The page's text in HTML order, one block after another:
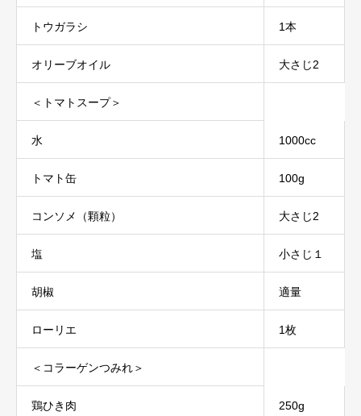
トウガラシ 1本
オリーブオイル 大さじ2
＜トマトスープ＞
水 1000cc
トマト缶 100g
コンソメ（顆粒） 大さじ2
塩 小さじ１
胡椒 適量
ローリエ 1枚
＜コラーゲンつみれ＞
鶏ひき肉 250g